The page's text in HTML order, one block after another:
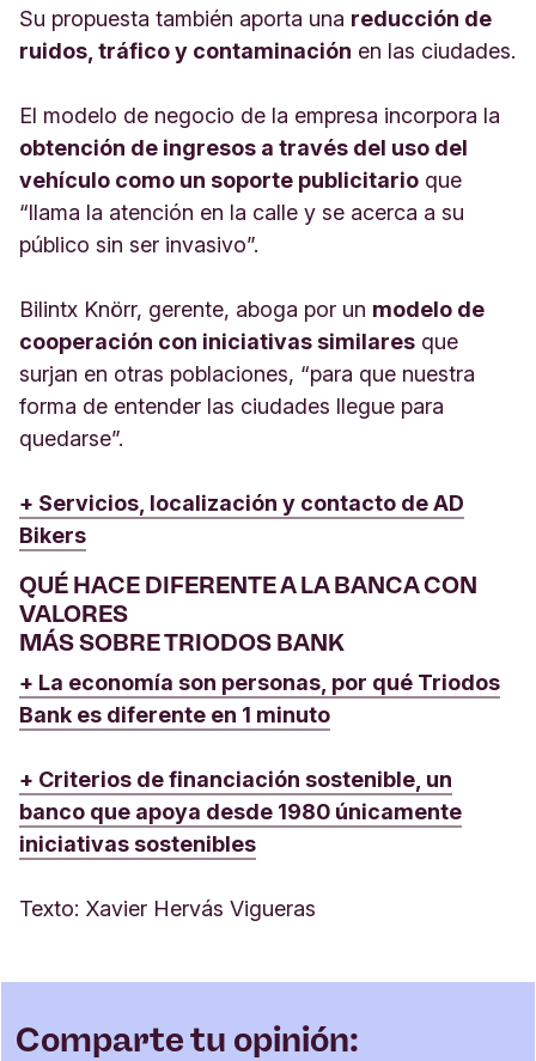
Su propuesta también aporta una reducción de
ruidos, tráfico y contaminación en las ciudades.
El modelo de negocio de la empresa incorpora la
obtención de ingresos a través del uso del
vehículo como un soporte publicitario que
“llama la atención en la calle y se acerca a su
público sin ser invasivo”.
Bilintx Knörr, gerente, aboga por un modelo de
cooperación con iniciativas similares que
surjan en otras poblaciones, “para que nuestra
forma de entender las ciudades llegue para
quedarse”.
+ Servicios, localización y contacto de AD
Bikers
QUÉ HACE DIFERENTE A LA BANCA CON
VALORES
MÁS SOBRE TRIODOS BANK
+ La economía son personas, por qué Triodos
Bank es diferente en 1 minuto
+ Criterios de financiación sostenible, un
banco que apoya desde 1980 únicamente
iniciativas sostenibles
Texto: Xavier Hervás Vigueras
Comparte tu opinión: